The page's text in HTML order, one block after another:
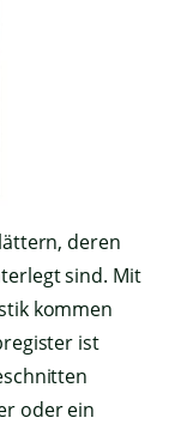
deren
sind. Mit
kommen
ist
oder ein